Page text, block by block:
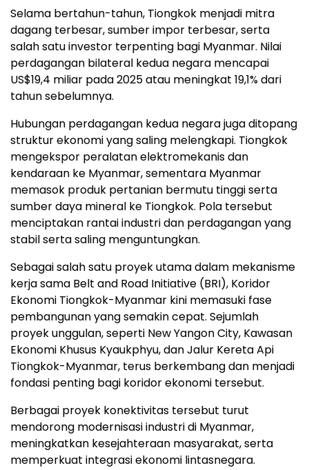
Selama bertahun-tahun, Tiongkok menjadi mitra
dagang terbesar, sumber impor terbesar, serta
salah satu investor terpenting bagi Myanmar. Nilai
perdagangan bilateral kedua negara mencapai
US$19,4 miliar pada 2025 atau meningkat 19,1% dari
tahun sebelumnya.
Hubungan perdagangan kedua negara juga ditopang
struktur ekonomi yang saling melengkapi. Tiongkok
mengekspor peralatan elektromekanis dan
kendaraan ke Myanmar, sementara Myanmar
memasok produk pertanian bermutu tinggi serta
sumber daya mineral ke Tiongkok. Pola tersebut
menciptakan rantai industri dan perdagangan yang
stabil serta saling menguntungkan.
Sebagai salah satu proyek utama dalam mekanisme
kerja sama Belt and Road Initiative (BRI), Koridor
Ekonomi Tiongkok-Myanmar kini memasuki fase
pembangunan yang semakin cepat. Sejumlah
proyek unggulan, seperti New Yangon City, Kawasan
Ekonomi Khusus Kyaukphyu, dan Jalur Kereta Api
Tiongkok-Myanmar, terus berkembang dan menjadi
fondasi penting bagi koridor ekonomi tersebut.
Berbagai proyek konektivitas tersebut turut
mendorong modernisasi industri di Myanmar,
meningkatkan kesejahteraan masyarakat, serta
memperkuat integrasi ekonomi lintasnegara.